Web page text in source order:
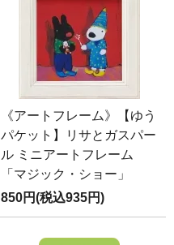
《アートフレーム》【ゆう
パケット】リサとガスパー
ル ミニアートフレーム
「マジック・ショー」
850円(税込935円)